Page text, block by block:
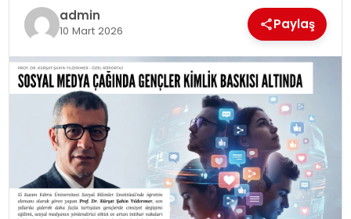
admin
10 Mart 2026 Paylaş